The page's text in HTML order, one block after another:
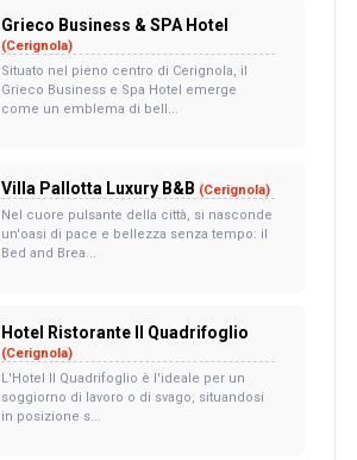
Grieco Business & SPA Hotel
(Cerignola)
Situato nel pieno centro di Cerignola, il
Grieco Business e Spa Hotel emerge
come un emblema di bell...
Villa Pallotta Luxury B&B (Cerignola)
Nel cuore pulsante della città, si nasconde
un'oasi di pace e bellezza senza tempo: il
Bed and Brea...
Hotel Ristorante Il Quadrifoglio
(Cerignola)
L'Hotel Il Quadrifoglio è l'ideale per un
soggiorno di lavoro o di svago, situandosi
in posizione s...